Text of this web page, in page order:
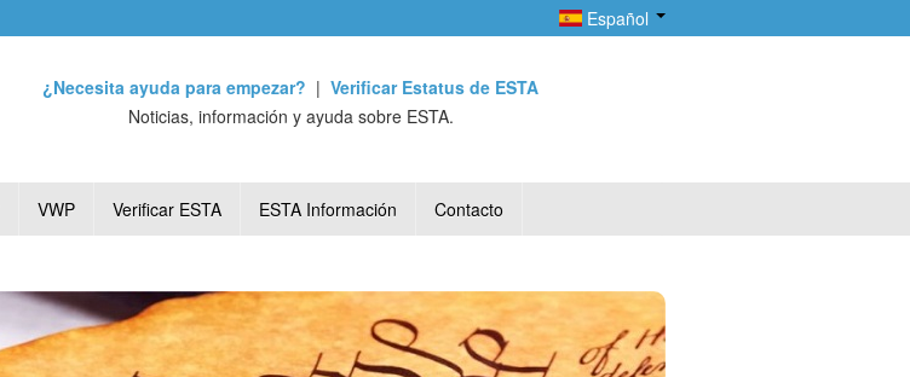
Español
¿Necesita ayuda para empezar? | Verificar Estatus de ESTA
Noticias, información y ayuda sobre ESTA.
VWP Verificar ESTA ESTA Información Contacto